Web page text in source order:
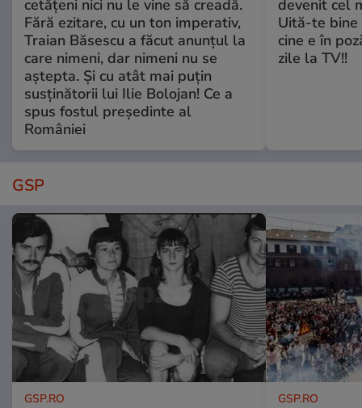
cetățeni nici nu le vine să creadă.
Fără ezitare, cu un ton imperativ,
Traian Băsescu a făcut anunțul la
care nimeni, dar nimeni nu se
aștepta. Și cu atât mai puțin
susținătorii lui Ilie Bolojan! Ce a
spus fostul președinte al
României
devenit cel
Uită-te bine
cine e în
zile la TV!!
GSP
GSP.RO GSP.RO